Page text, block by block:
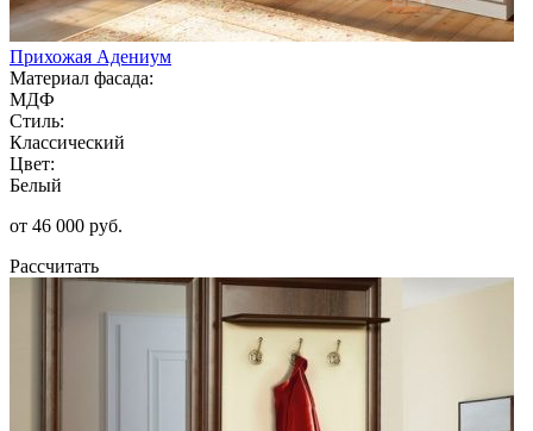
Прихожая Адениум
Материал фасада:
МДФ
Стиль:
Классический
Цвет:
Белый
от 46 000 руб.
Рассчитать